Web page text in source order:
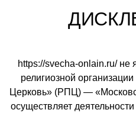
https://svecha-onlain.ru/ не
религиозной
Церковь» (РПЦ) —
осуществляет